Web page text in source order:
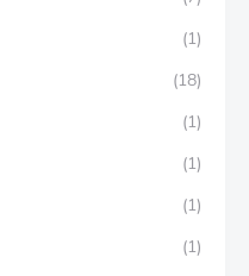
(1)
(18)
(1)
(1)
(1)
(1)